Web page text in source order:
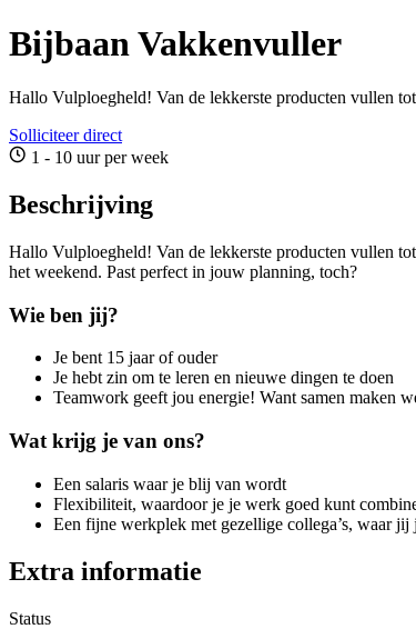
Bijbaan Vakkenvuller
Hallo Vulploegheld! Van de lekkerste producten vullen
Solliciteer direct
1 - 10 uur per week
Beschrijving
Hallo Vulploegheld! Van de lekkerste producten vullen
het weekend. Past perfect in jouw planning, toch?
Wie ben jij?
Je bent 15 jaar of ouder
Je hebt zin om te leren en nieuwe dingen te doen
Teamwork geeft jou energie! Want samen maken
Wat krijg je van ons?
Een salaris waar je blij van wordt
Flexibiliteit, waardoor je je werk goed kunt
Een fijne werkplek met gezellige collega’s, waar
Extra informatie
Status